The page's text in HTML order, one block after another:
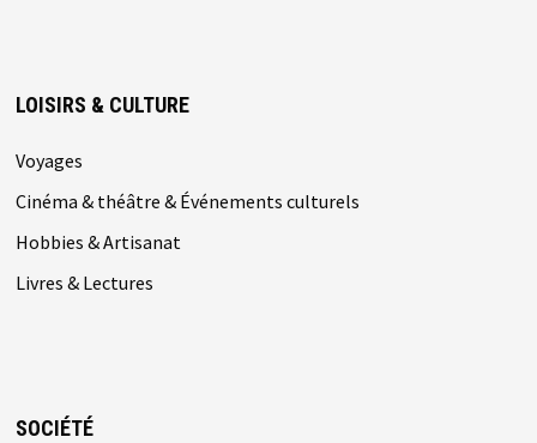
LOISIRS & CULTURE
Voyages
Cinéma & théâtre & Événements culturels
Hobbies & Artisanat
Livres & Lectures
SOCIÉTÉ